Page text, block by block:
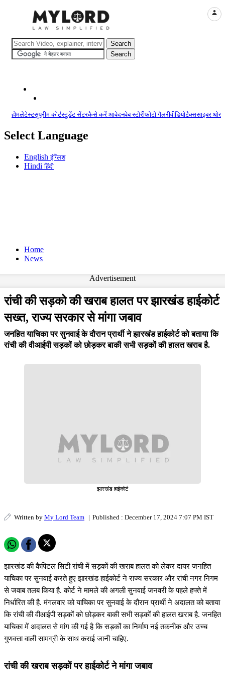
होमलेटेस्टसुप्रीम कोर्टस्टूडेंट सेंटरकैसे करें आवेदनवेब स्टोरीफोटो गैलरीवीडियोटैक्ससाइबर
Select Language
Englishइंग्लिश
Hindiहिंदी
Home
News
Advertisement
रांची की सड़को की खराब हालत पर झारखंड हाईकोर्ट
सख्त, राज्य सरकार से मांगा जबाव
जनहित याचिका पर सुनवाई के दौरान प्रार्थी ने झारखंड हाईकोर्ट को बताया कि
रांची की वीआईपी सड़कों को छोड़कर बाकी सभी सड़कों की हालत खराब है.
झारखंड हाईकोर्ट
Written by My Lord Team | Published : December 17, 2024 7:07 PM IST
झारखंड की कैपिटल सिटी रांची में सड़कों की खराब हालत को लेकर दायर जनहित
याचिका पर सुनवाई करते हुए झारखंड हाईकोर्ट ने राज्य सरकार और रांची नगर निगम
से जवाब तलब किया है. कोर्ट ने मामले की अगली सुनवाई जनवरी के पहले हफ्ते में
निर्धारित की है. मंगलवार को याचिका पर सुनवाई के दौरान प्रार्थी ने अदालत को बताया
कि रांची की वीआईपी सड़कों को छोड़कर बाकी सभी सड़कों की हालत खराब है. जनहित
याचिका में अदालत से मांग की गई है कि सड़कों का निर्माण नई तकनीक और उच्च
गुणवत्ता वाली सामग्री के साथ कराई जानी चाहिए.
रांची की खराब सड़कों पर हाईकोर्ट ने मांगा जबाव